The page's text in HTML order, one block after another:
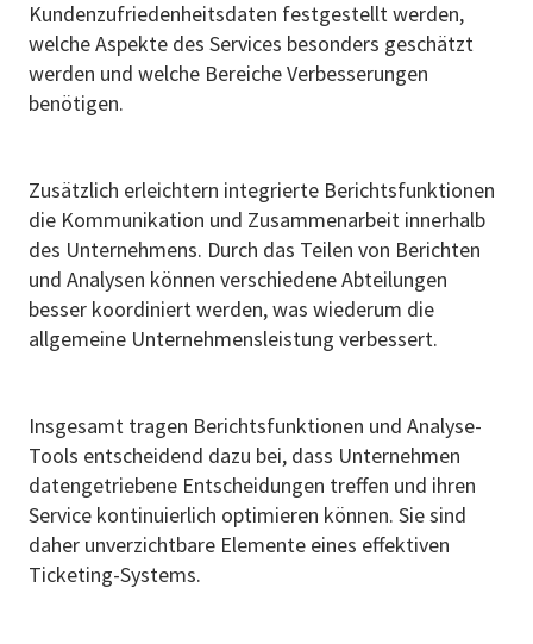
Kundenzufriedenheitsdaten festgestellt werden,
welche Aspekte des Services besonders geschätzt
werden und welche Bereiche Verbesserungen
benötigen.
Zusätzlich erleichtern integrierte Berichtsfunktionen
die Kommunikation und Zusammenarbeit innerhalb
des Unternehmens. Durch das Teilen von Berichten
und Analysen können verschiedene Abteilungen
besser koordiniert werden, was wiederum die
allgemeine Unternehmensleistung verbessert.
Insgesamt tragen Berichtsfunktionen und Analyse-
Tools entscheidend dazu bei, dass Unternehmen
datengetriebene Entscheidungen treffen und ihren
Service kontinuierlich optimieren können. Sie sind
daher unverzichtbare Elemente eines effektiven
Ticketing-Systems.